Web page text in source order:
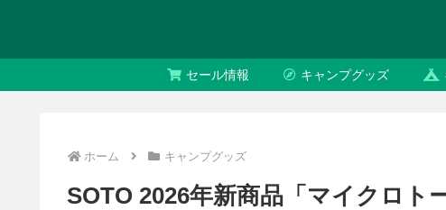
セール情報 キャンプグッズ
ホーム キャンプグッズ
SOTO 2026年新商品「マイクロ